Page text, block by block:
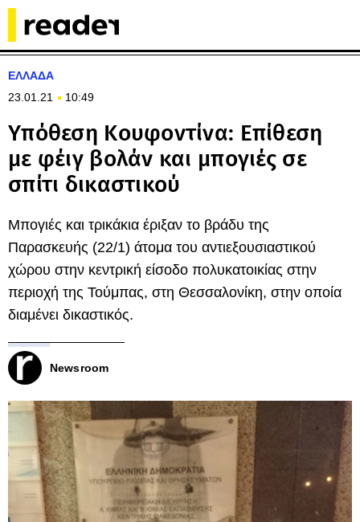
ΕΛΛΑΔΑ
23.01.21
10:49
Υπόθεση Κουφοντίνα: Επίθεση
με φέιγ βολάν και μπογιές σε
σπίτι δικαστικού
Μπογιές και τρικάκια έριξαν το βράδυ της
Παρασκευής (22/1) άτομα του αντιεξουσιαστικού
χώρου στην κεντρική είσοδο πολυκατοικίας στην
περιοχή της Τούμπας, στη Θεσσαλονίκη, στην οποία
διαμένει δικαστικός.
Newsroom